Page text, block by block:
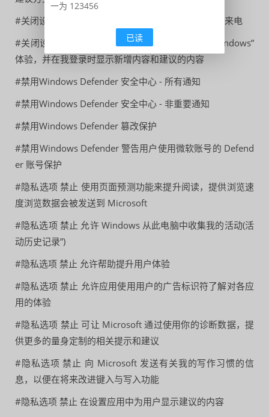
#关闭设置-系统-通知-在锁屏界面上显示提醒和 VolP 来电
#关闭设置-系统-通知-更新后向我显示“欢迎使用 Windows”
体验，并在我登录时显示新增内容和建议的内容
#禁用Windows Defender 安全中心 - 所有通知
#禁用Windows Defender 安全中心 - 非重要通知
#禁用Windows Defender 篡改保护
#禁用Windows Defender 警告用户使用微软账号的 Defend
er 账号保护
#隐私选项 禁止 使用页面预测功能来提升阅读，提供浏览速
度浏览数据会被发送到 Microsoft
#隐私选项 禁止 允许 Windows 从此电脑中收集我的活动(活
动历史记录”)
#隐私选项 禁止 允许帮助提升用户体验
#隐私选项 禁止 允许应用使用用户的广告标识符了解对各应
用的体验
#隐私选项 禁止 可让 Microsoft 通过使用你的诊断数据，提
供更多的量身定制的相关提示和建议
#隐私选项 禁止 向 Microsoft 发送有关我的写作习惯的信
息，以便在将来改进键入与写入功能
#隐私选项 禁止 在设置应用中为用户显示建议的内容
一为 123456
已读